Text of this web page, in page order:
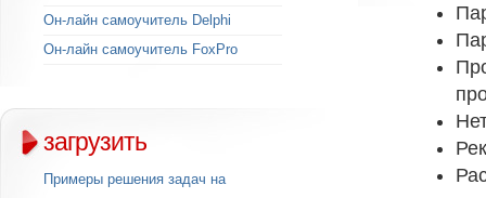
Он-лайн самоучитель Delphi
Он-лайн самоучитель FoxPro
загрузить
Примеры решения задач на